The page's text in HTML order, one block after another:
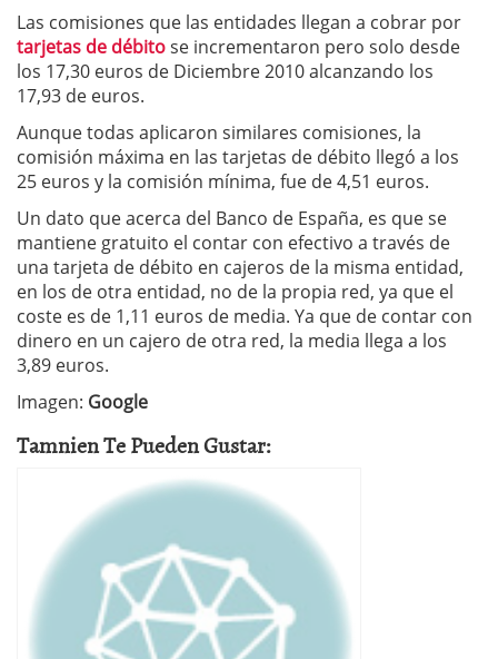
Las comisiones que las entidades llegan a cobrar por
tarjetas de débitose incrementaron pero solo desde
los 17,30 euros de Diciembre 2010 alcanzando los
17,93 de euros.
Aunque todas aplicaron similares comisiones, la
comisión máxima en las tarjetas de débito llegó a los
25 euros y la comisión mínima, fue de 4,51 euros.
Un dato que acerca del Banco de España, es que se
mantiene gratuito el contar con efectivo a través de
una tarjeta de débito en cajeros de la misma entidad,
en los de otra entidad, no de la propia red, ya que el
coste es de 1,11 euros de media. Ya que de contar con
dinero en un cajero de otra red, la media llega a los
3,89 euros.
Imagen: Google
Tamnien Te Pueden Gustar: